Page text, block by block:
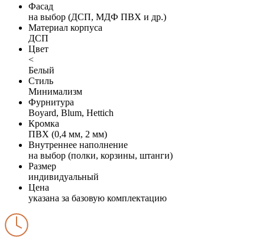
Фасад
на выбор (ДСП, МДФ ПВХ и др.)
Материал корпуса
ДСП
Цвет
<
Белый
Стиль
Минимализм
Фурнитура
Boyard, Blum, Hettich
Кромка
ПВХ (0,4 мм, 2 мм)
Внутреннее наполнение
на выбор (полки, корзины, штанги)
Размер
индивидуальный
Цена
указана за базовую комплектацию